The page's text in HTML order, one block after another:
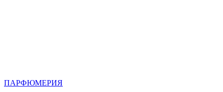
ПАРФЮМЕРИЯ